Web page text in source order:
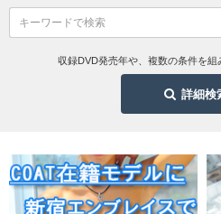
収録DVD発売年や、複数の条件を
詳細検